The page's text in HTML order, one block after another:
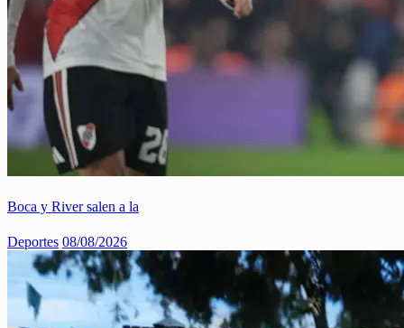
Boca y River salen a la
Deportes 08/08/2026